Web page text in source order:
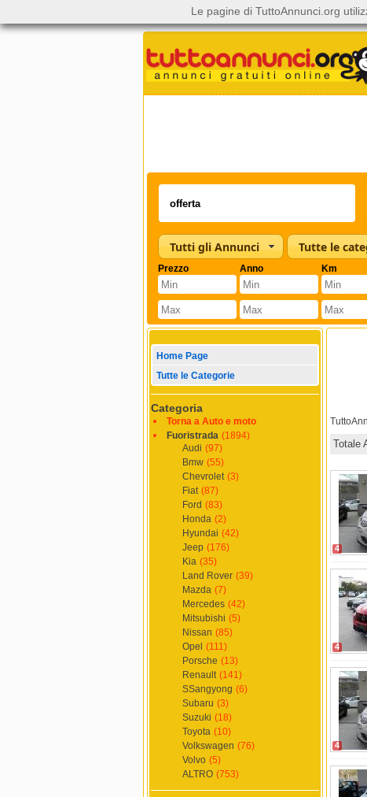
Tutti gli Annunci
Prezzo Anno Km
Home Page
Tutte le Categorie
Categoria
Torna a Auto e moto
Fuoristrada (1894)
Audi (97)
Bmw (55)
Chevrolet (3)
Fiat (87)
Ford (83)
Honda (2)
Hyundai (42)
Jeep (176)
Kia (35)
Land Rover (39)
Mazda (7)
Mercedes (42)
Mitsubishi (5)
Nissan (85)
Opel (111)
Porsche (13)
Renault (141)
SSangyong (6)
Subaru (3)
Suzuki (18)
Toyota (10)
Volkswagen (76)
Volvo (5)
ALTRO (753)
Totale
4
4
4
Le pagine di TuttoAnnunci.org